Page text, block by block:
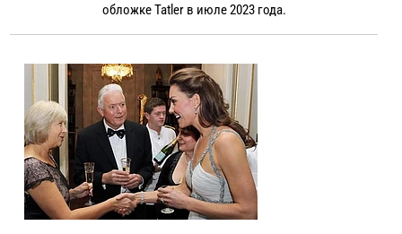
обложке Tatler в июле 2023 года.